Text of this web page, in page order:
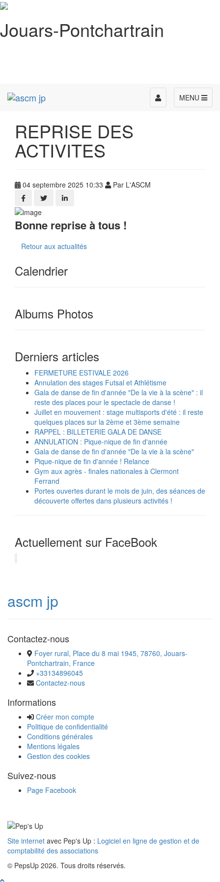
Jouars-Pontchartrain
MENU
Toggle
navigation
REPRISE DES
ACTIVITES
04 septembre 2025 10:33 Par L'ASCM
Bonne reprise à tous !
Retour aux actualités
Calendrier
Albums Photos
Derniers articles
FERMETURE ESTIVALE 2026
Annulation des stages Futsal et Athlétisme
Gala de danse de fin d'année "De la vie à la scène" : il
reste des places pour le spectacle de danse !
Juillet en mouvement : stage multisports d'été : il reste
quelques places sur la 2ème et 3ème semaine
RAPPEL : BILLETERIE GALA DE DANSE
ANNULATION : Pique-nique de fin d'année
Gala de danse de fin d'année "De la vie à la scène"
Pique-nique de fin d'année ! Relance
Gym aux agrès - finales nationales à Clermont
Ferrand
Portes ouvertes durant le mois de juin, des séances de
découverte offertes dans plusieurs activités !
Actuellement sur FaceBook
ascm jp
Contactez-nous
Foyer rural, Place du 8 mai 1945, 78760, Jouars-
Pontchartrain, France
+33134896045
Contactez-nous
Informations
Créer mon compte
Politique de confidentialité
Conditions générales
Mentions légales
Gestion des cookies
Suivez-nous
Page Facebook
Site internet avec Pep's Up : Logiciel en ligne de gestion et de
comptabilité des associations
© PepsUp 2026. Tous droits réservés.